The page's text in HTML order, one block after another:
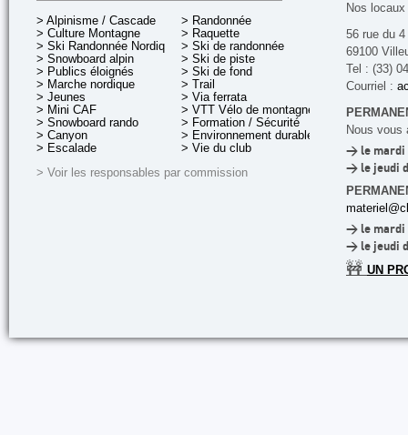
> Alpinisme / Cascade
> Culture Montagne
> Ski Randonnée Nordique
> Snowboard alpin
> Publics éloignés
> Marche nordique
> Jeunes
> Mini CAF
> Snowboard rando
> Canyon
> Escalade
> Randonnée
> Raquette
> Ski de randonnée
> Ski de piste
> Ski de fond
> Trail
> Via ferrata
> VTT Vélo de montagne
> Formation / Sécurité
> Environnement durable
> Vie du club
> Voir les responsables par commission
Nos
56 rue du
69100
Tel : (33)
Courriel :
Nous vous
> le mardi
> le jeudi
> le mardi
> le jeudi
🚧 UN